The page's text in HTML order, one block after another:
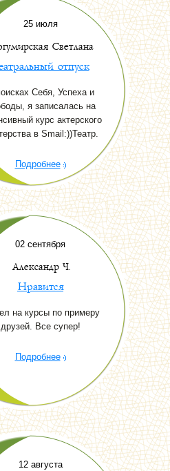
25 июля
Светлана
отпуск
Себя, Успеха и
я записалась на
курс актерского
в Smail:))Театр.
Подробнее
02 сентября
Александр Ч.
Нравится
на курсы по примеру
друзей. Все супер!
Подробнее
12 августа